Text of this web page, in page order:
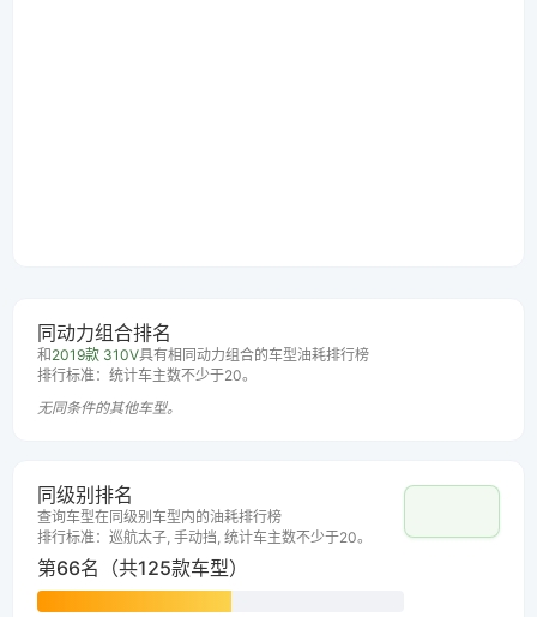
同动力组合排名
和 2019款 310V具有相同动力组合的车型油耗排行榜
排行标准：统计车主数不少于20。
无同条件的其他车型。
同级别排名
查询车型在同级别车型内的油耗排行榜
排行标准：巡航太子, 手动挡, 统计车主数不少于20。
第66名（共125款车型）